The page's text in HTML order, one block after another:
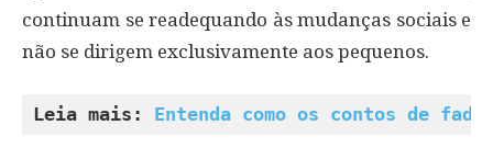
continuam se readequando às mudanças sociais e
não se dirigem exclusivamente aos pequenos.
Leia mais: Entenda como os contos de